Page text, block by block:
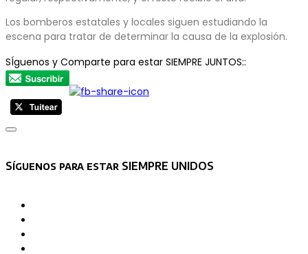
Los bomberos estatales y locales siguen estudiando la
escena para tratar de determinar la causa de la explosión.
SÍguenos y Comparte para estar SIEMPRE JUNTOS::
Asides
Síguenos para estar SIEMPRE UNIDOS